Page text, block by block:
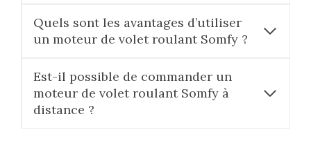
Quels sont les avantages d’utiliser
un moteur de volet roulant Somfy ?
Est-il possible de commander un
moteur de volet roulant Somfy à
distance ?